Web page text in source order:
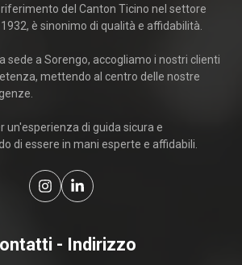
del Canton Ticino nel settore
è sinonimo di qualità e affidabilità.
sede a Sorengo, accogliamo i nostri clienti
mettendo al centro delle nostre
un'esperienza di guida sicura e
di essere in mani esperte e affidabili.
- Indirizzo